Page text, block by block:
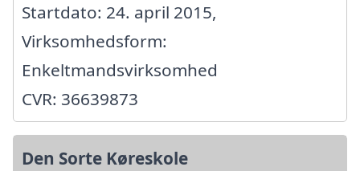
Startdato: 24. april 2015,
Virksomhedsform:
Enkeltmandsvirksomhed
CVR: 36639873
Den Sorte Køreskole